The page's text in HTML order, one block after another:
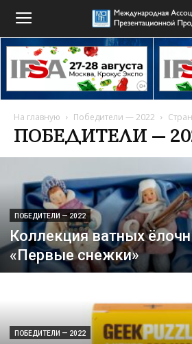
На главную Победители — 2022
ПОБЕДИТЕЛИ —
ПОБЕДИТЕЛИ — 2022
Коллекция ватных
«Первые снежки»
ПОБЕДИТЕЛИ — 2022